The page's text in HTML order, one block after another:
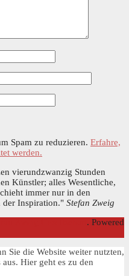
Spam zu reduzieren. Erfahre,
werden.
vierundzwanzig Stunden
Künstler; alles Wesentliche,
immer nur in den
der Inspiration." Stefan Zweig
. Powered
Sie die Website weiter nutzten,
Hier geht es zu den